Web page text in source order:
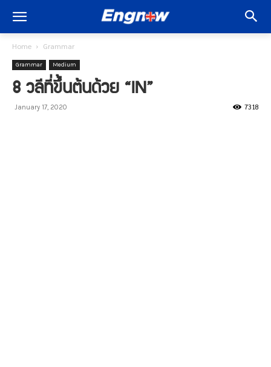
Home Grammar
Grammar Medium
8 วลีที่ขึ้นต้นด้วย “IN”
January 17, 2020 7318